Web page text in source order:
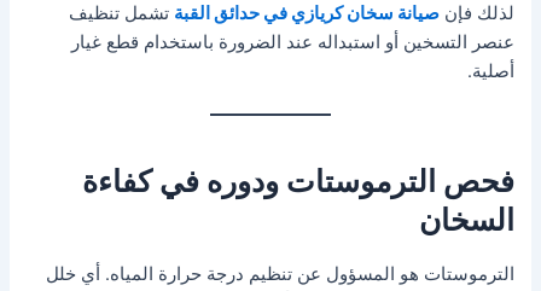
لذلك فإنصيانة سخان كريازي في حدائق القبة تشمل تنظيف
عنصر التسخين أو استبداله عند الضرورة باستخدام قطع غيار
أصلية.
فحص الترموستات ودوره في كفاءة
السخان
الترموستات هو المسؤول عن تنظيم درجة حرارة المياه. أي خلل